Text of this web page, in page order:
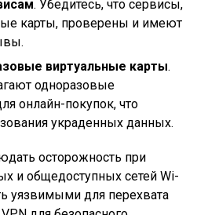
. Убедитесь, что сервисы,
карты, проверены и имеют
виртуальные карты.
одноразовые
онлайн-покупок, что
украденных данных.
осторожность при
и общедоступных сетей Wi-
уязвимыми для перехвата